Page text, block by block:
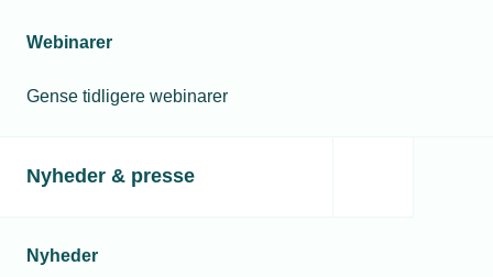
Webinarer
Gense tidligere webinarer
Nyheder & presse
Nyheder